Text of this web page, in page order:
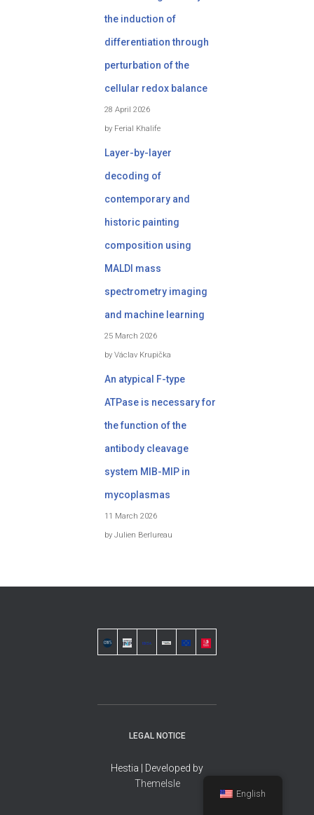
the induction of
differentiation through
perturbation of the
cellular redox balance
28 April 2026
by Ferial Khalife
Layer-by-layer
decoding of
contemporary and
historic painting
composition using
MALDI mass
spectrometry imaging
and machine learning
25 March 2026
by Václav Krupička
An atypical F-type
ATPase is necessary for
the function of the
antibody cleavage
system MIB-MIP in
mycoplasmas
11 March 2026
by Julien Berlureau
LEGAL NOTICE
Hestia | Developed by
ThemeIsle
English